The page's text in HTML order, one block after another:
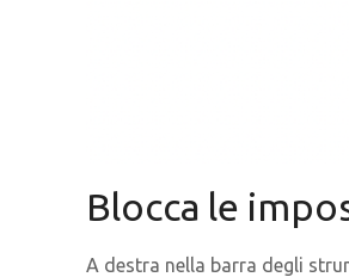
Blocca le
A destra nella barra degli